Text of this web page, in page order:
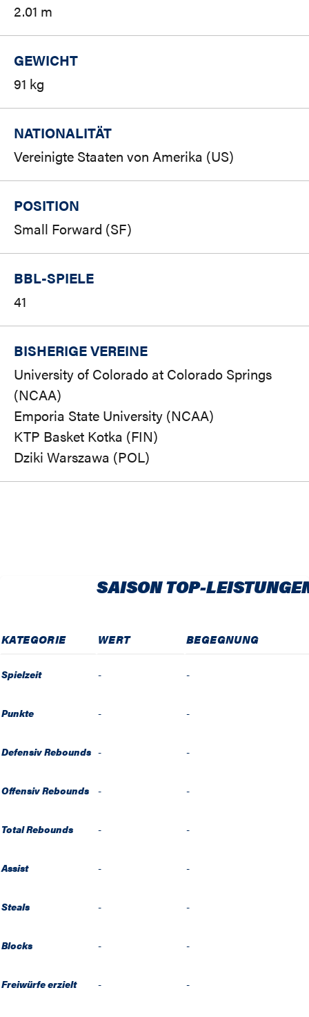
2.01 m
GEWICHT
91 kg
NATIONALITÄT
Vereinigte Staaten von Amerika (US)
POSITION
Small Forward (SF)
BBL-SPIELE
41
BISHERIGE VEREINE
University of Colorado at Colorado Springs
(NCAA)
Emporia State University (NCAA)
KTP Basket Kotka (FIN)
Dziki Warszawa (POL)
SAISON TOP-
KATEGORIE WERT BEGEGNUNG
Spielzeit - -
Punkte - -
Defensiv Rebounds - -
Offensiv Rebounds - -
Total Rebounds - -
Assist - -
Steals - -
Blocks - -
Freiwürfe erzielt - -